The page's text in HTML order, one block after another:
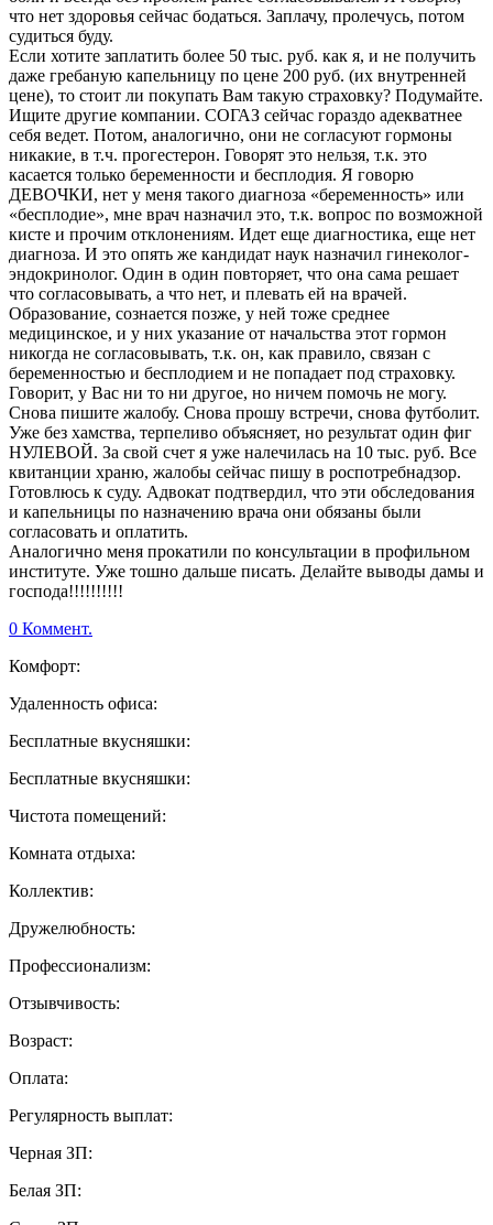
что нет здоровья сейчас бодаться. Заплачу, пролечусь, потом
судиться буду.
Если хотите заплатить более 50 тыс. руб. как я, и не получить
даже гребаную капельницу по цене 200 руб. (их внутренней
цене), то стоит ли покупать Вам такую страховку? Подумайте.
Ищите другие компании. СОГАЗ сейчас гораздо адекватнее
себя ведет. Потом, аналогично, они не согласуют гормоны
никакие, в т.ч. прогестерон. Говорят это нельзя, т.к. это
касается только беременности и бесплодия. Я говорю
ДЕВОЧКИ, нет у меня такого диагноза «беременность» или
«бесплодие», мне врач назначил это, т.к. вопрос по возможной
кисте и прочим отклонениям. Идет еще диагностика, еще нет
диагноза. И это опять же кандидат наук назначил гинеколог-
эндокринолог. Один в один повторяет, что она сама решает
что согласовывать, а что нет, и плевать ей на врачей.
Образование, сознается позже, у ней тоже среднее
медицинское, и у них указание от начальства этот гормон
никогда не согласовывать, т.к. он, как правило, связан с
беременностью и бесплодием и не попадает под страховку.
Говорит, у Вас ни то ни другое, но ничем помочь не могу.
Снова пишите жалобу. Снова прошу встречи, снова футболит.
Уже без хамства, терпеливо объясняет, но результат один фиг
НУЛЕВОЙ. За свой счет я уже налечилась на 10 тыс. руб. Все
квитанции храню, жалобы сейчас пишу в роспотребнадзор.
Готовлюсь к суду. Адвокат подтвердил, что эти обследования
и капельницы по назначению врача они обязаны были
согласовать и оплатить.
Аналогично меня прокатили по консультации в профильном
институте. Уже тошно дальше писать. Делайте выводы дамы и
господа!!!!!!!!!!
0 Коммент.
Комфорт:
Удаленность офиса:
Бесплатные вкусняшки:
Бесплатные вкусняшки:
Чистота помещений:
Комната отдыха:
Коллектив:
Дружелюбность:
Профессионализм:
Отзывчивость:
Возраст:
Оплата:
Регулярность выплат:
Черная ЗП:
Белая ЗП: